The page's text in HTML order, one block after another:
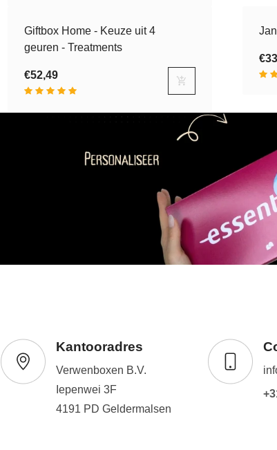
Giftbox Home - Keuze uit 4
geuren - Treatments
€52,49
Kantooradres
Verwenboxen B.V.
Iepenwei 3F
4191 PD Geldermalsen